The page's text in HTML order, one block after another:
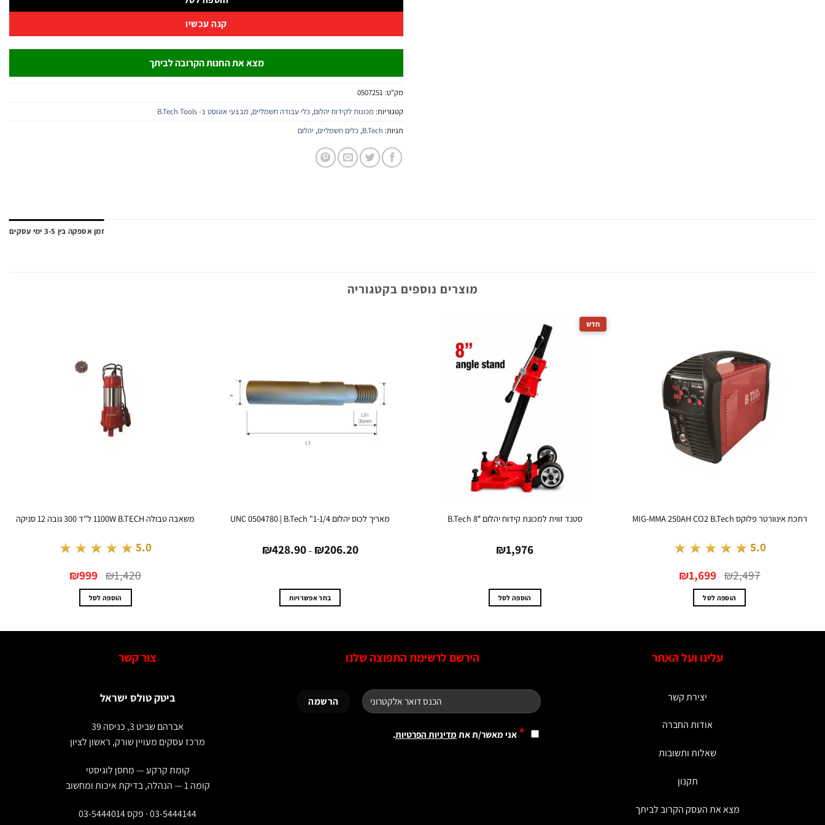
קנה עכשיו
מצא את החנות הקרובה לביתך
מק"ט: 0507251
קטגוריות: מכונות לקידוח יהלום, כלי עבודה חשמליים, מבצעי אוגוסט ב- B.Tech Tools
תגיות: B.Tech
, כלים חשמליים, יהלום
זמן אספקה בין 3-5 ימי עסקים
מוצרים נוספים בקטגוריה
רתכת אינוורטר פלוקס MIG-MMA 250AH CO2 B.Tech
★★★★★ 5.0
₪2,497 המקורי
היה:
₪2,497.
₪1,699
הוספה לסל
סטנד זווית למכונת קידוח יהלום B.Tech 8″
₪1,976
הוספה לסל
מאריך לכוס יהלום 1-1/4" UNC 0504780 | B.Tech
₪206.20
–
₪428.90
בחר אפשרויות
לבחור
משאבה טבולה 1100W B.TECH ל"ד 300 גובה 12 סניקה
★★★★★5.0
₪1,420 המקורי
היה:
₪1,420.
₪999 הנוכחי
הוא:
הוספה לסל
עלינו ועל האתר
יצירת קשר
אודות החברה
שאלות ותשובות
תקנון
מצא את העסק הקרוב לביתך
הירשם לרשימת התפוצה שלנו
* אני מאשר/ת את מדיניות הפרטיות.
צור קשר
ביטק טולס ישראל
אברהם שביט 3, כניסה 39
מרכז עסקים מעויין שורק, ראשון לציון
קומת קרקע — מחסן לוגיסטי
קומה 1 — הנהלה, בדיקת איכות ומחשוב
03-5444144 · פקס 03-5444014